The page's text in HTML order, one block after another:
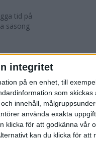
integritet
på en enhet, till
som skickas
innehåll,
använda exakta
klicka för att godkänna vår
kan du klicka för att
tid på
säsong
i
...